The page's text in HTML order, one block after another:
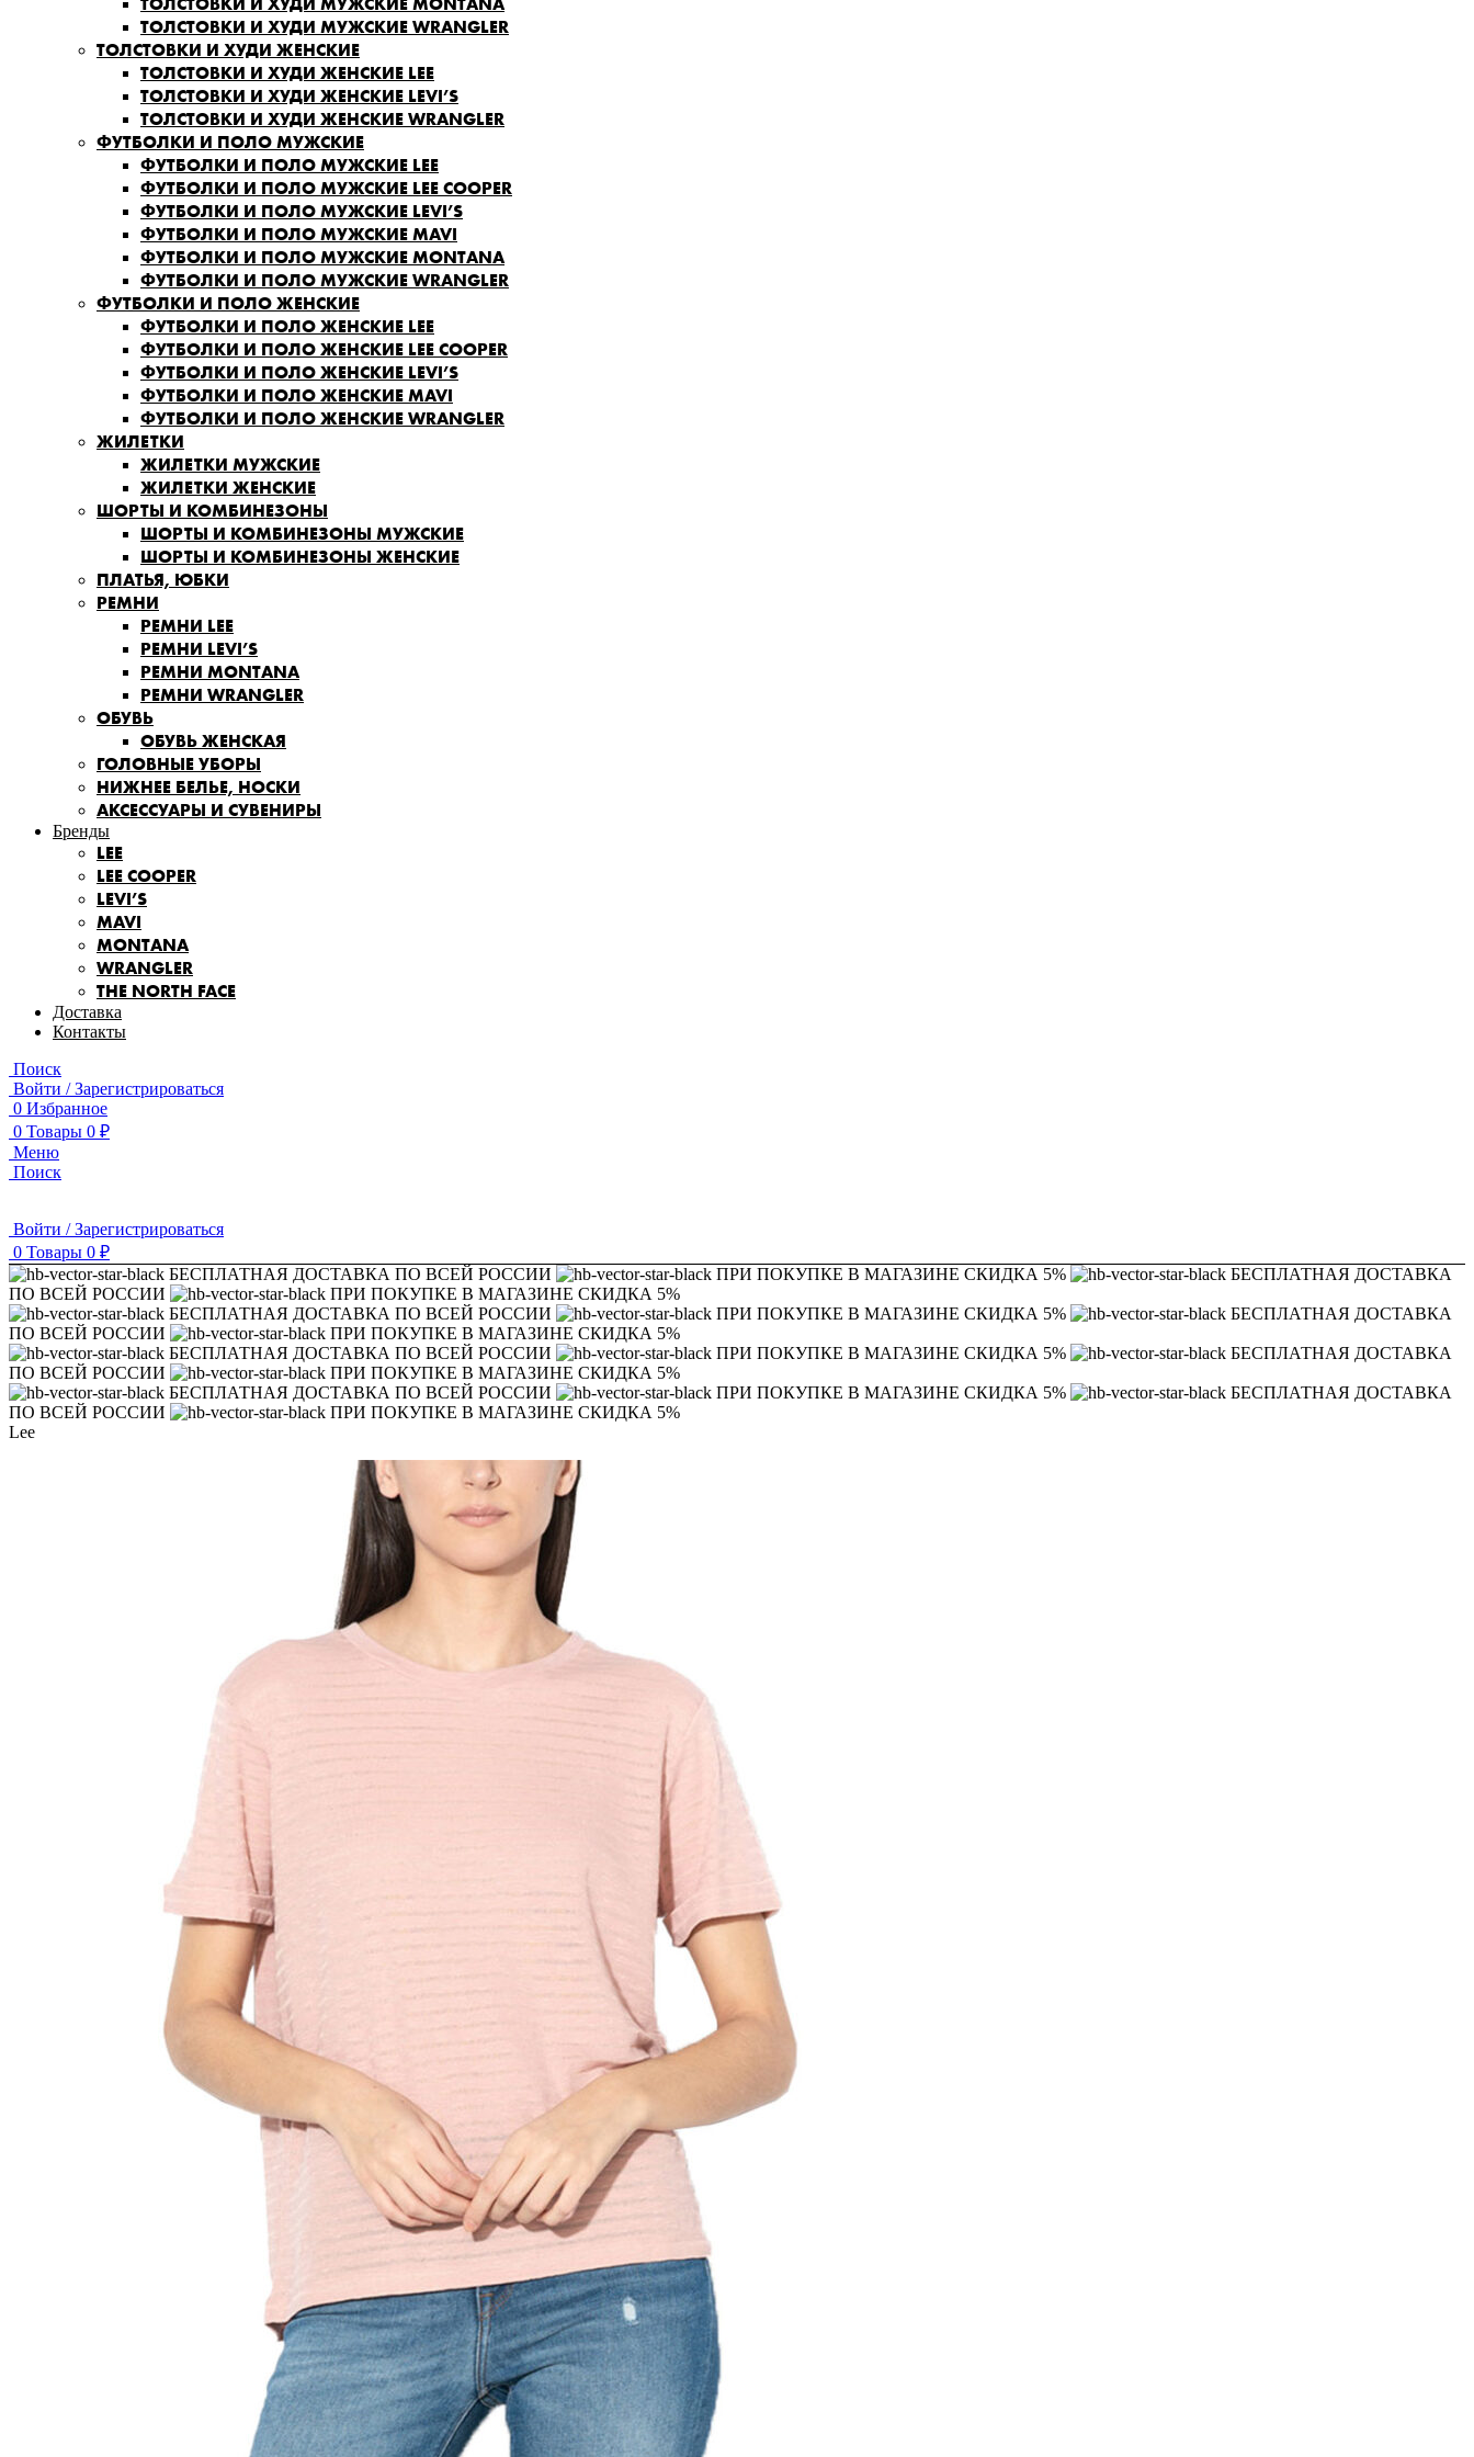
ТОЛСТОВКИ И ХУДИ МУЖСКИЕ WRANGLER
ТОЛСТОВКИ И ХУДИ ЖЕНСКИЕ
ТОЛСТОВКИ И ХУДИ ЖЕНСКИЕ LEE
ТОЛСТОВКИ И ХУДИ ЖЕНСКИЕ LEVI’S
ТОЛСТОВКИ И ХУДИ ЖЕНСКИЕ WRANGLER
ФУТБОЛКИ И ПОЛО МУЖСКИЕ
ФУТБОЛКИ И ПОЛО МУЖСКИЕ LEE
ФУТБОЛКИ И ПОЛО МУЖСКИЕ LEE COOPER
ФУТБОЛКИ И ПОЛО МУЖСКИЕ LEVI’S
ФУТБОЛКИ И ПОЛО МУЖСКИЕ MAVI
ФУТБОЛКИ И ПОЛО МУЖСКИЕ MONTANA
ФУТБОЛКИ И ПОЛО МУЖСКИЕ WRANGLER
ФУТБОЛКИ И ПОЛО ЖЕНСКИЕ
ФУТБОЛКИ И ПОЛО ЖЕНСКИЕ LEE
ФУТБОЛКИ И ПОЛО ЖЕНСКИЕ LEE COOPER
ФУТБОЛКИ И ПОЛО ЖЕНСКИЕ LEVI’S
ФУТБОЛКИ И ПОЛО ЖЕНСКИЕ MAVI
ФУТБОЛКИ И ПОЛО ЖЕНСКИЕ WRANGLER
ЖИЛЕТКИ
ЖИЛЕТКИ МУЖСКИЕ
ЖИЛЕТКИ ЖЕНСКИЕ
ШОРТЫ И КОМБИНЕЗОНЫ
ШОРТЫ И КОМБИНЕЗОНЫ МУЖСКИЕ
ШОРТЫ И КОМБИНЕЗОНЫ ЖЕНСКИЕ
ПЛАТЬЯ, ЮБКИ
РЕМНИ
РЕМНИ LEE
РЕМНИ LEVI’S
РЕМНИ MONTANA
РЕМНИ WRANGLER
ОБУВЬ
ОБУВЬ ЖЕНСКАЯ
ГОЛОВНЫЕ УБОРЫ
НИЖНЕЕ БЕЛЬЕ, НОСКИ
АКСЕССУАРЫ И СУВЕНИРЫ
Бренды
LEE
LEE COOPER
LEVI’S
MAVI
MONTANA
WRANGLER
THE NORTH FACE
Доставка
Контакты
Поиск
Войти / Зарегистрироваться
0 Избранное
0 Товары 0 ₽
Меню
Поиск
Войти / Зарегистрироваться
0 Товары 0 ₽
БЕСПЛАТНАЯ ДОСТАВКА ПО ВСЕЙ РОССИИ
ПРИ ПОКУПКЕ В МАГАЗИНЕ СКИДКА 5%
БЕСПЛАТНАЯ ДОСТАВКА
ПО ВСЕЙ РОССИИ
ПРИ ПОКУПКЕ В МАГАЗИНЕ СКИДКА 5%
БЕСПЛАТНАЯ ДОСТАВКА ПО ВСЕЙ РОССИИ
ПРИ ПОКУПКЕ В МАГАЗИНЕ СКИДКА 5%
БЕСПЛАТНАЯ ДОСТАВКА
ПО ВСЕЙ РОССИИ
ПРИ ПОКУПКЕ В МАГАЗИНЕ СКИДКА 5%
БЕСПЛАТНАЯ ДОСТАВКА ПО ВСЕЙ РОССИИ
ПРИ ПОКУПКЕ В МАГАЗИНЕ СКИДКА 5%
БЕСПЛАТНАЯ ДОСТАВКА
ПО ВСЕЙ РОССИИ
ПРИ ПОКУПКЕ В МАГАЗИНЕ СКИДКА 5%
БЕСПЛАТНАЯ ДОСТАВКА ПО ВСЕЙ РОССИИ
ПРИ ПОКУПКЕ В МАГАЗИНЕ СКИДКА 5%
БЕСПЛАТНАЯ ДОСТАВКА
ПО ВСЕЙ РОССИИ
ПРИ ПОКУПКЕ В МАГАЗИНЕ СКИДКА 5%
Lee